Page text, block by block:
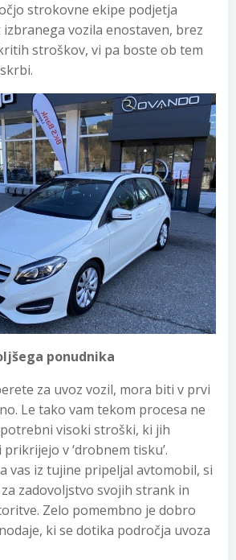
strokovne ekipe podjetja
izbranega vozila enostaven, brez
stroškov, vi pa boste ob tem
ponudnika
za uvoz vozil, mora biti v prvi
Le tako vam tekom procesa ne
visoki stroški, ki jih
v ‘drobnem tisku’.
vas iz tujine pripeljal avtomobil, si
zadovoljstvo svojih strank in
Zelo pomembno je dobro
ki se dotika področja uvoza